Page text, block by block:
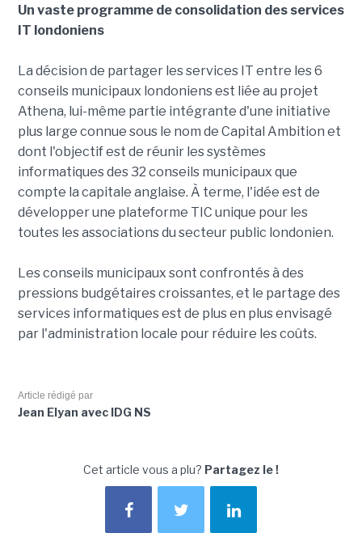
Un vaste programme de consolidation des services
IT londoniens
La décision de partager les services IT entre les 6
conseils municipaux londoniens est liée au projet
Athena, lui-même partie intégrante d'une initiative
plus large connue sous le nom de Capital Ambition et
dont l'objectif est de réunir les systèmes
informatiques des 32 conseils municipaux que
compte la capitale anglaise. À terme, l'idée est de
développer une plateforme TIC unique pour les
toutes les associations du secteur public londonien.
Les conseils municipaux sont confrontés à des
pressions budgétaires croissantes, et le partage des
services informatiques est de plus en plus envisagé
par l'administration locale pour réduire les coûts.
Article rédigé par
Jean Elyan avec IDG NS
Cet article vous a plu? Partagez le !